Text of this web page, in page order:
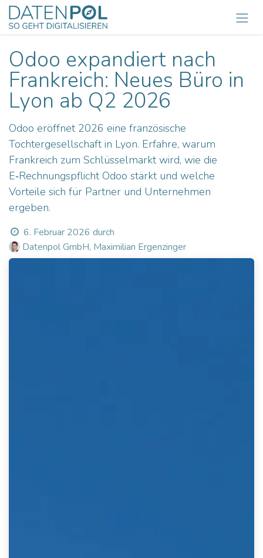
Zum Inhalt springen
Odoo expandiert nach
Frankreich: Neues Büro in
Lyon ab Q2 2026
Odoo eröffnet 2026 eine französische
Tochtergesellschaft in Lyon. Erfahre, warum
Frankreich zum Schlüsselmarkt wird, wie die
E‑Rechnungspflicht Odoo stärkt und welche
Vorteile sich für Partner und Unternehmen
ergeben.
6. Februar 2026 durch
Datenpol GmbH, Maximilian Ergenzinger